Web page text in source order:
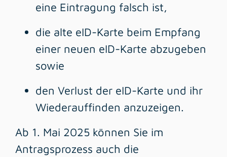
eine Eintragung falsch ist,
die alte eID-Karte beim Empfang
einer neuen eID-Karte abzugeben
sowie
den Verlust der eID-Karte und ihr
Wiederauffinden anzuzeigen.
Ab 1. Mai 2025 können Sie im
Antragsprozess auch die